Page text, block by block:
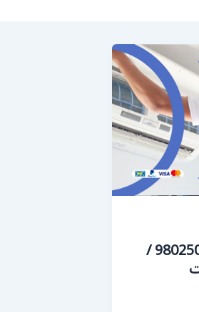
تركيب تكييف العارضية / 98025055 /